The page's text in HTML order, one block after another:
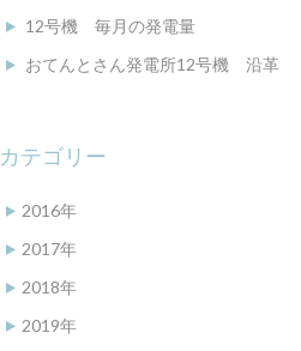
12号機 毎月の発電量
おてんとさん発電所12号機 沿革
カテゴリー
2016年
2017年
2018年
2019年